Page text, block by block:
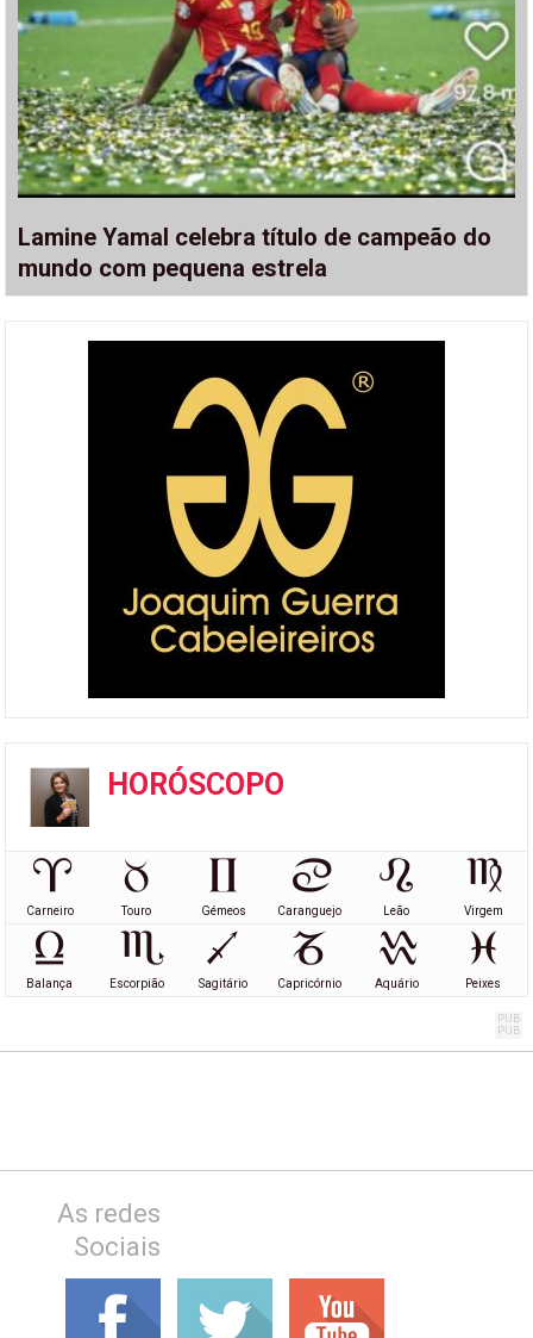
Lamine Yamal celebra título de campeão do
mundo com pequena estrela
HORÓSCOPO
Carneiro Touro Gémeos Caranguejo Leão Virgem
Balança Escorpião Sagitário Capricórnio Aquário Peixes
As redes
Sociais